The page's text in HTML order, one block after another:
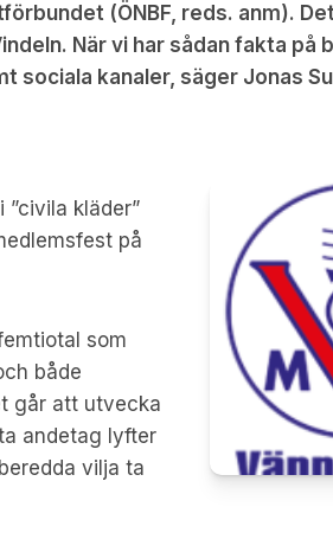
(ÖNBF, reds. anm).
När vi har sådan fakta på
sociala kanaler, säger Jonas
kläder”
på
som
både
går att utvecka
andetag lyfter
vilja ta